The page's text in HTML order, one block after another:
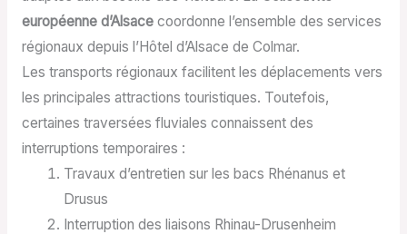
européenne d’Alsacecoordonne l’ensemble des services
régionaux depuis l’Hôtel d’Alsace de Colmar.
Les transports régionaux facilitent les déplacements vers
les principales attractions touristiques. Toutefois,
certaines traversées fluviales connaissent des
interruptions temporaires :
Travaux d’entretien sur les bacs Rhénanus et
Drusus
Interruption des liaisons Rhinau-Drusenheim